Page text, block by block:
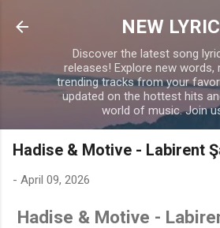
Skip to main
NEW
Discover the latest song
releases! Explore new words,
trending tracks from your
updated on the hottest hits
world of music. Join
Hadise & Motive - Labirent
- April 09, 2026
Hadise & Motive -